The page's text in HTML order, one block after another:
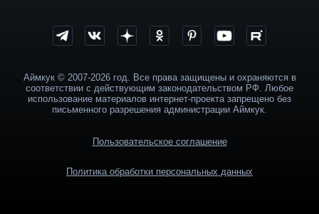
Аймкук © 2007-2026 год. Все права защищены и охраняются в
соответствии с действующим законодательством РФ. Любое
использование материалов интернет-проекта запрещено без
письменного разрешения администрации Аймкук.
Пользовательское соглашение
Политика обработки персональных данных